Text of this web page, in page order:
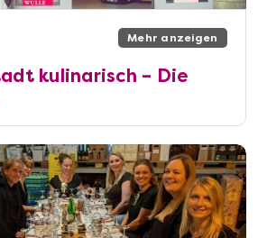
Mehr anzeigen
kulinarisch – Die